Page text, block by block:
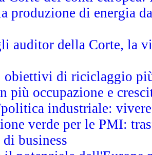
produzione di energia
auditor della Corte, la
obiettivi di riciclaggio
più occupazione e
politica industriale:
verde per le PMI:
business